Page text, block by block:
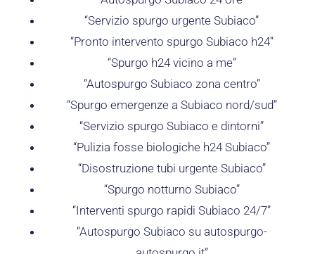
“Servizio spurgo urgente Subiaco”
“Pronto intervento spurgo Subiaco h24”
“Spurgo h24 vicino a me”
“Autospurgo Subiaco zona centro”
“Spurgo emergenze a Subiaco nord/sud”
“Servizio spurgo Subiaco e dintorni”
“Pulizia fosse biologiche h24 Subiaco”
“Disostruzione tubi urgente Subiaco”
“Spurgo notturno Subiaco”
“Interventi spurgo rapidi Subiaco 24/7”
“Autospurgo Subiaco su autospurgo-